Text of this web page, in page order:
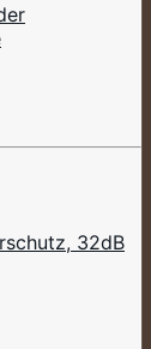
32dB